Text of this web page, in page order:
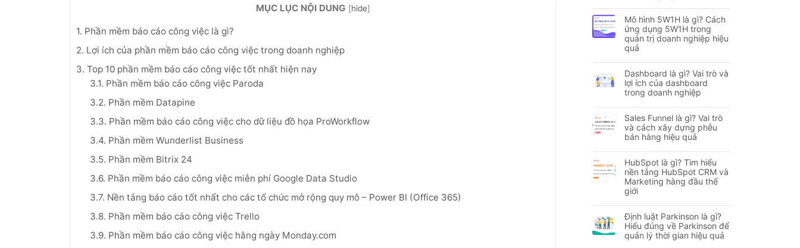
MỤC LỤC NỘI DUNG [hide]
1. Phần mềm báo cáo công việc là gì?
2. Lợi ích của phần mềm báo cáo công việc trong doanh nghiệp
3. Top 10 phần mềm báo cáo công việc tốt nhất hiện nay
3.1. Phần mềm báo cáo công việc Paroda
3.2. Phần mềm Datapine
3.3. Phần mềm báo cáo công việc cho dữ liệu đồ họa ProWorkflow
3.4. Phần mềm Wunderlist Business
3.5. Phần mềm Bitrix 24
3.6. Phần mềm báo cáo công việc miễn phí Google Data Studio
3.7. Nền tảng báo cáo tốt nhất cho các tổ chức mở rộng quy mô – Power BI (Office 365)
3.8. Phần mềm báo cáo công việc Trello
3.9. Phần mềm báo cáo công việc hằng ngày Monday.com
Mô hình 5W1H là gì? Cách
ứng dụng 5W1H trong
quản trị doanh nghiệp hiệu
quả
Dashboard là gì? Vai trò và
lợi ích của dashboard
trong doanh nghiệp
Sales Funnel là gì? Vai trò
và cách xây dựng phễu
bán hàng hiệu quả
HubSpot là gì? Tìm hiểu
nền tảng HubSpot CRM và
Marketing hàng đầu thế
giới
Định luật Parkinson là gì?
Hiểu đúng về Parkinson để
quản lý thời gian hiệu quả